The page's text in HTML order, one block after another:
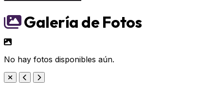
Galería de Fotos
No hay fotos disponibles aún.